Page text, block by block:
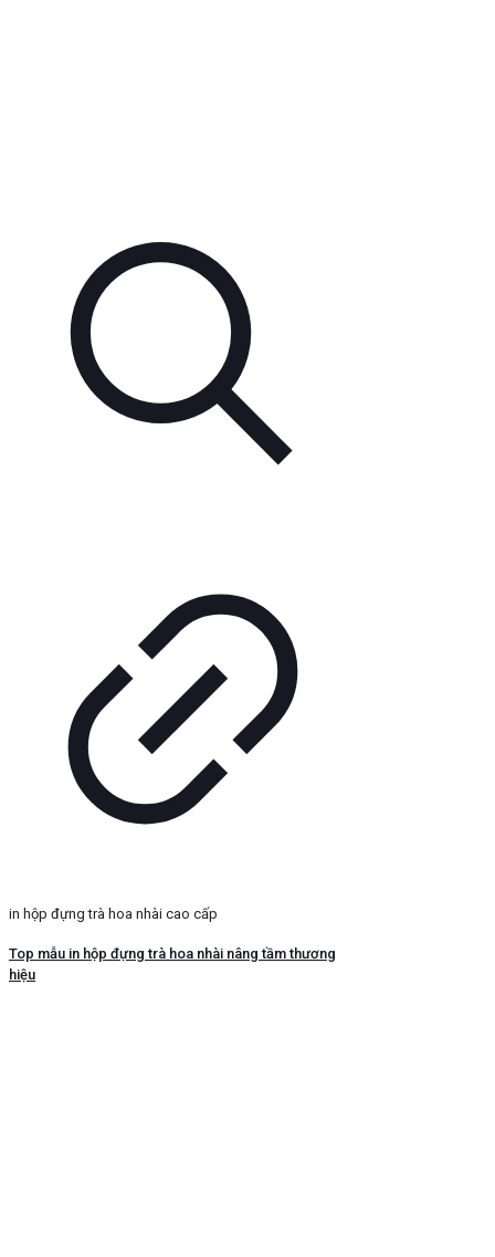
in hộp đựng trà hoa nhài cao cấp
Top mẫu in hộp đựng trà hoa nhài nâng tầm thương
hiệu